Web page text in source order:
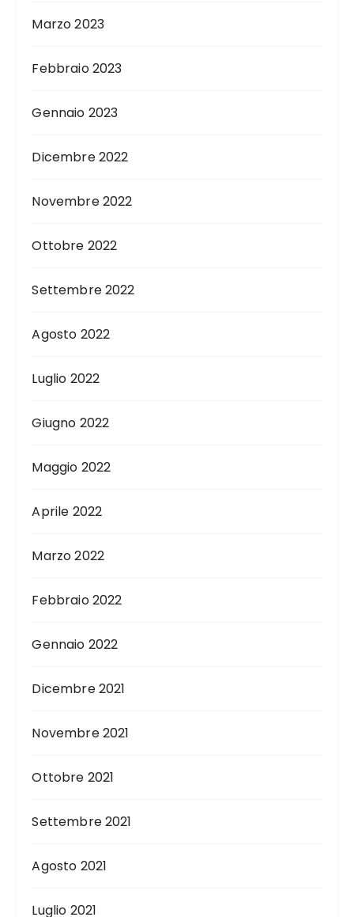
Marzo 2023
Febbraio 2023
Gennaio 2023
Dicembre 2022
Novembre 2022
Ottobre 2022
Settembre 2022
Agosto 2022
Luglio 2022
Giugno 2022
Maggio 2022
Aprile 2022
Marzo 2022
Febbraio 2022
Gennaio 2022
Dicembre 2021
Novembre 2021
Ottobre 2021
Settembre 2021
Agosto 2021
Luglio 2021